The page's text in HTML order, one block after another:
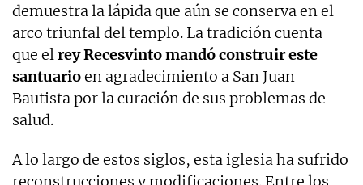
demuestra la lápida que aún se conserva en el
arco triunfal del templo. La tradición cuenta
que elrey Recesvinto mandó construir este
santuarioen agradecimiento a San Juan
Bautista por la curación de sus problemas de
salud.
A lo largo de estos siglos, esta iglesia ha sufrido